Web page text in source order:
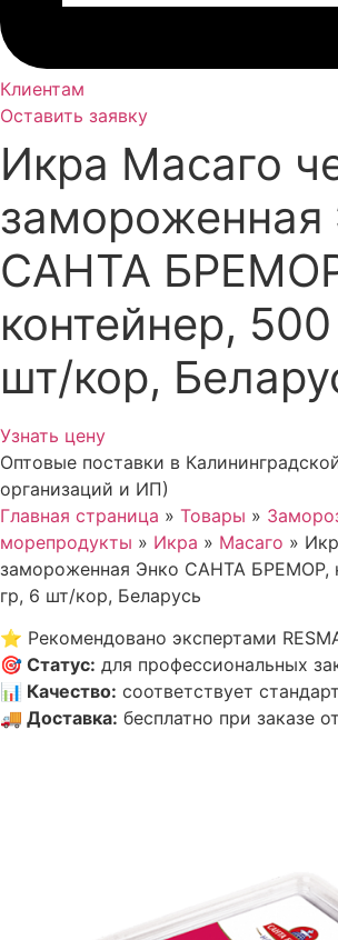
Клиентам
Оставить заявку
Икра Масаго
замороженная
САНТА
контейнер,
шт/кор,
Узнать цену
Оптовые поставки в
организаций и ИП)
Главная страница » Товары »
морепродукты » Икра » Масаго »
замороженная Энко САНТА БРЕМОР,
гр, 6 шт/кор, Беларусь
⭐ Рекомендовано экспертами
🎯 Статус: для профессиональных
📊 Качество: соответствует
🚚 Доставка: бесплатно при заказе